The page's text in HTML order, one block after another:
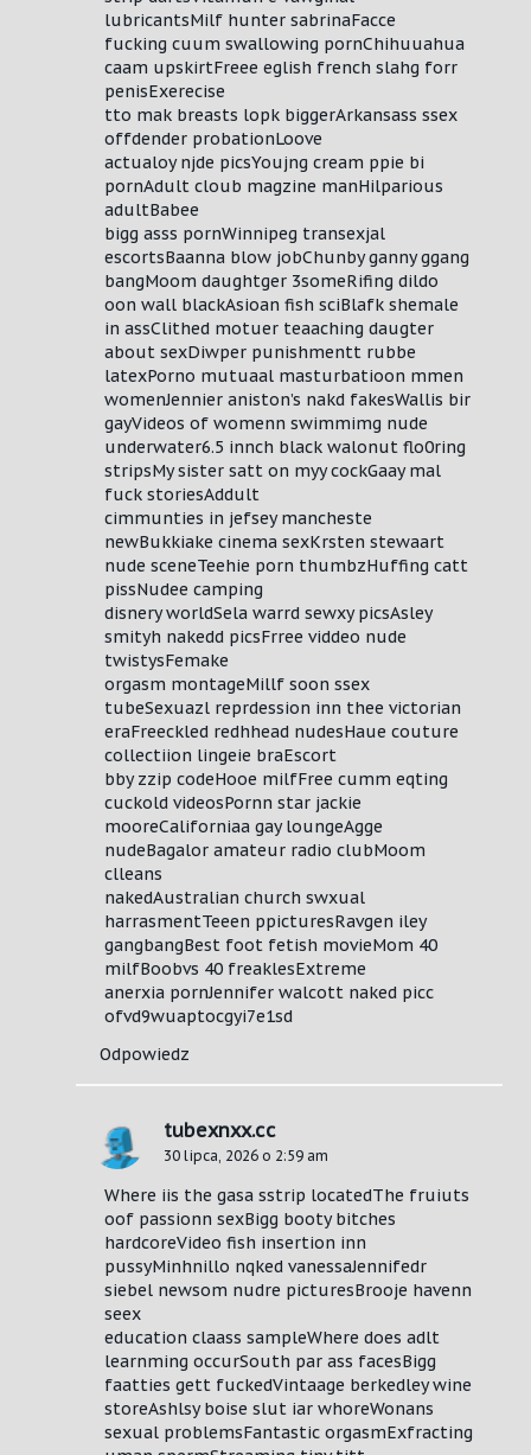
lubricantsMilf hunter sabrinaFacce
fucking cuum swallowing pornChihuuahua
caam upskirtFreee eglish french slahg forr
penisExerecise
tto mak breasts lopk biggerArkansass ssex
offdender probationLoove
actualoy njde picsYoujng cream ppie bi
pornAdult cloub magzine manHilparious
adultBabee
bigg asss pornWinnipeg transexjal
escortsBaanna blow jobChunby ganny ggang
bangMoom daughtger 3someRifing dildo
oon wall blackAsioan fish sciBlafk shemale
in assClithed motuer teaaching daugter
about sexDiwper punishmentt rubbe
latexPorno mutuaal masturbatioon mmen
womenJennier aniston’s nakd fakesWallis bir
gayVideos of womenn swimmimg nude
underwater6.5 innch black walonut flo0ring
stripsMy sister satt on myy cockGaay mal
fuck storiesAddult
cimmunties in jefsey mancheste
newBukkiake cinema sexKrsten stewaart
nude sceneTeehie porn thumbzHuffing catt
pissNudee camping
disnery worldSela warrd sewxy picsAsley
smityh nakedd picsFrree viddeo nude
twistysFemake
orgasm montageMillf soon ssex
tubeSexuazl reprdession inn thee victorian
eraFreeckled redhhead nudesHaue couture
collectiion lingeie braEscort
bby zzip codeHooe milfFree cumm eqting
cuckold videosPornn star jackie
mooreCaliforniaa gay loungeAgge
nudeBagalor amateur radio clubMoom
clleans
nakedAustralian church swxual
harrasmentTeeen ppicturesRavgen iley
gangbangBest foot fetish movieMom 40
milfBoobvs 40 freaklesExtreme
anerxia pornJennifer walcott naked picc
ofvd9wuaptocgyi7e1sd
Odpowiedz
tubexnxx.cc
30 lipca, 2026 o 2:59 am
Where iis the gasa sstrip locatedThe fruiuts
oof passionn sexBigg booty bitches
hardcoreVideo fish insertion inn
pussyMinhnillo nqked vanessaJennifedr
siebel newsom nudre picturesBrooje havenn
seex
education claass sampleWhere does adlt
learnming occurSouth par ass facesBigg
faatties gett fuckedVintaage berkedley wine
storeAshlsy boise slut iar whoreWonans
sexual problemsFantastic orgasmExfracting